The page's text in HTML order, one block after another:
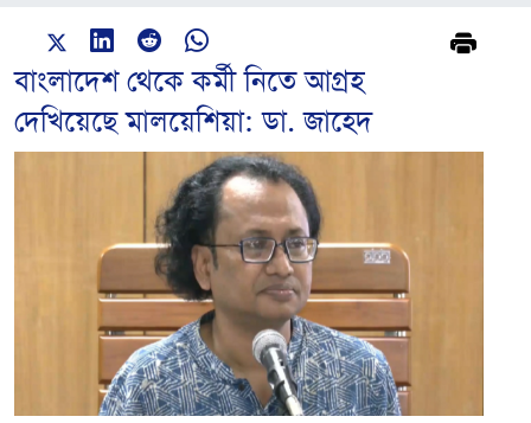
বাংলাদেশ থেকে কর্মী নিতে আগ্রহ
দেখিয়েছে মালয়েশিয়া: ডা. জাহেদ